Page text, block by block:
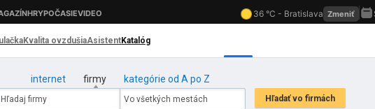
internet firmy kategórie od A po Z